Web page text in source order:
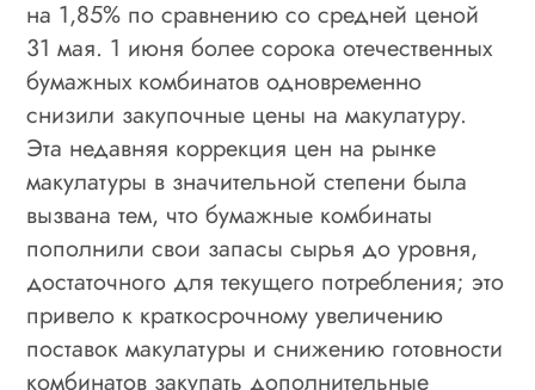
на 1,85% по сравнению со средней ценой
31 мая. 1 июня более сорока отечественных
бумажных комбинатов одновременно
снизили закупочные цены на макулатуру.
Эта недавняя коррекция цен на рынке
макулатуры в значительной степени была
вызвана тем, что бумажные комбинаты
пополнили свои запасы сырья до уровня,
достаточного для текущего потребления; это
привело к краткосрочному увеличению
поставок макулатуры и снижению готовности
комбинатов закупать дополнительные